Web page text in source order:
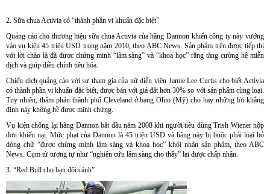
2. Sữa chua Activia có “thành phần vi khuẩn đặc biệt”
Quảng cáo cho thương hiệu sữa chua Activia của hãng Dannon khiến công ty này vướng
vào vụ kiện 45 triệu USD trong năm 2010, theo ABC News. Sản phẩm trên được tiếp thị
với lời chào là đã được chứng minh “lâm sàng” và “khoa học” rằng tăng cường hệ miễn
dịch và giúp điều chỉnh tiêu hóa.
Chiến dịch quảng cáo với sự tham gia của nữ diễn viên Jamie Lee Curtis cho biết Activia
có thành phần vi khuẩn đặc biệt, được bán với giá đắt hơn 30% so với sản phẩm cùng loại.
Tuy nhiên, thẩm phán thành phố Cleveland ở bang Ohio (Mỹ) cho hay những lời khẳng
định này không hề được minh chứng.
Vụ kiện chống lại hãng Dannon bắt đầu năm 2008 khi người tiêu dùng Trish Wiener nộp
đơn khiếu nại. Mức phạt của Dannon là 45 triệu USD và hãng này bị buộc phải loại bỏ
dòng chữ “được chứng minh lâm sàng và khoa học” khỏi nhãn sản phẩm, theo ABC
News. Cụm từ tương tự như “nghiên cứu lâm sàng cho thấy” lại được chấp nhận.
3. “Red Bull cho bạn đôi cánh”